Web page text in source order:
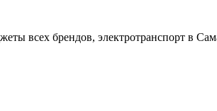
всех брендов, электротранспорт в